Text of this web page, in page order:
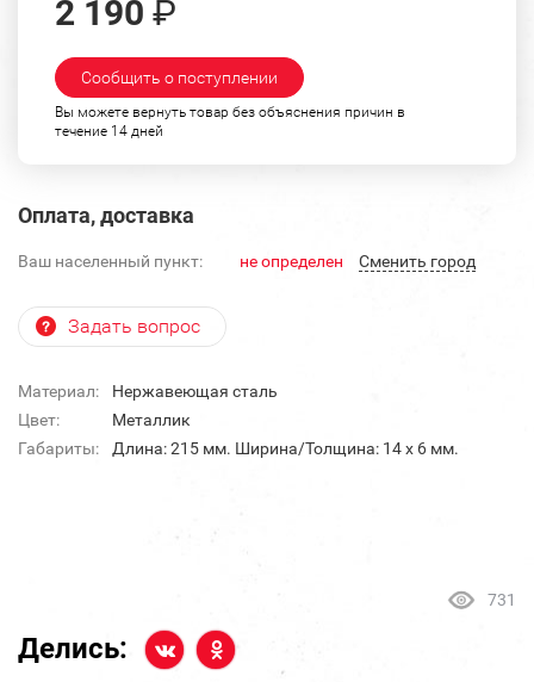
2 190 ₽
Сообщить о поступлении
Вы можете вернуть товар без объяснения причин в
течение 14 дней
Оплата, доставка
Ваш населенный пункт: не определен Cменить город
Задать вопрос
Материал:
Нержавеющая сталь
Цвет:
Металлик
Габариты:
Длина: 215 мм. Ширина/Толщина: 14 х 6 мм.
731
Делись: